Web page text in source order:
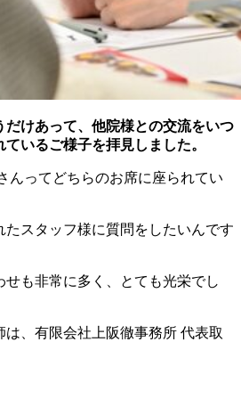
だけあって、他院様との交流をいつ
いるご様子を拝見しました。
ってどちらのお席に座られてい
たスタッフ様に質問をしたいんです
せも非常に多く、とても光栄でし
は、有限会社上阪徹事務所 代表取